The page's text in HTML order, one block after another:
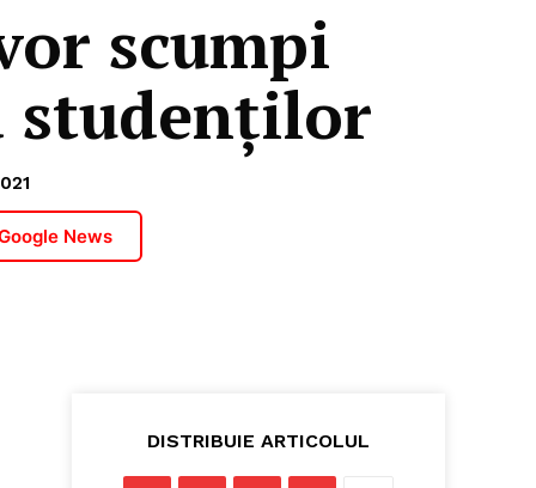
scumpi
studenților
News
DISTRIBUIE ARTICOLUL